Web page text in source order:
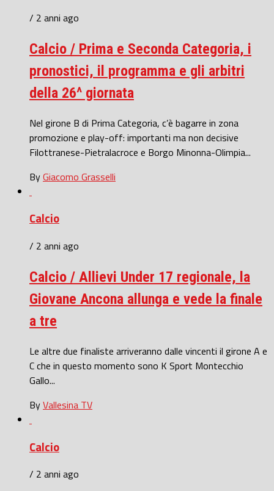
/ 2 anni ago
Calcio / Prima e Seconda Categoria, i
pronostici, il programma e gli arbitri
della 26^ giornata
Nel girone B di Prima Categoria, c’è bagarre in zona
promozione e play-off: importanti ma non decisive
Filottranese-Pietralacroce e Borgo Minonna-Olimpia...
ByGiacomo Grasselli
Calcio
/ 2 anni ago
Calcio / Allievi Under 17 regionale, la
Giovane Ancona allunga e vede la finale
a tre
Le altre due finaliste arriveranno dalle vincenti il girone A e
C che in questo momento sono K Sport Montecchio
Gallo...
ByVallesina TV
Calcio
/ 2 anni ago